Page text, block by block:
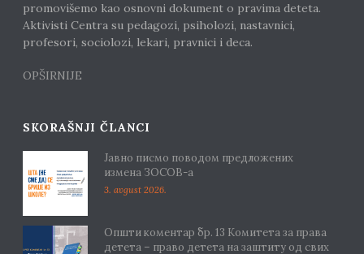
promovišemo kao osnovni dokument o pravima deteta.
Aktivisti Centra su pedagozi, psiholozi, nastavnici,
profesori, sociolozi, lekari, pravnici i deca.
OPŠIRNIJE
SKORAŠNJI ČLANCI
Јавно писмо поводом предложених
измена ЗОСОВ-а
3. avgust 2026.
Општи коментар бр. 13 Комитета за права
детета – право детета на заштиту од свих